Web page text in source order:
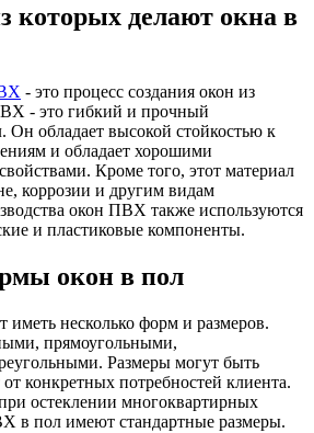
которых делают окна в
- это процесс создания окон из
- это гибкий и прочный
Он обладает высокой стойкостью к
и обладает хорошими
Кроме того, этот материал
коррозии и другим видам
окон ПВХ также используются
и пластиковые компоненты.
окон в пол
несколько форм и размеров.
прямоугольными,
Размеры могут быть
конкретных потребностей клиента.
остеклении многоквартирных
в пол имеют стандартные размеры.